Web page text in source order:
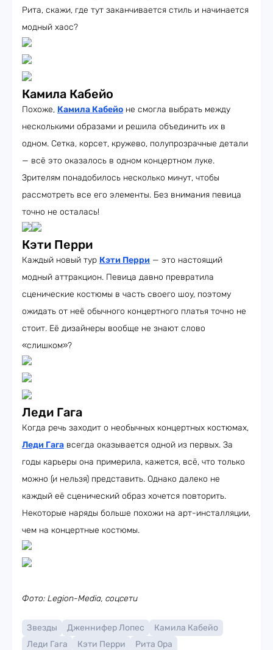
Рита, скажи, где тут заканчивается стиль и начинается
модный хаос?
Камила Кабейо
Похоже, Камила Кабейо не смогла выбрать между
несколькими образами и решила объединить их в
одном. Сетка, корсет, кружево, полупрозрачные детали
— всё это оказалось в одном концертном луке.
Зрителям понадобилось несколько минут, чтобы
рассмотреть все его элементы. Без внимания певица
точно не осталась!
Кэти Перри
Каждый новый тур Кэти Перри — это настоящий
модный аттракцион. Певица давно превратила
сценические костюмы в часть своего шоу, поэтому
ожидать от неё обычного концертного платья точно не
стоит. Её дизайнеры вообще не знают слово
«слишком»?
Леди Гага
Когда речь заходит о необычных концертных костюмах,
Леди Гага всегда оказывается одной из первых. За
годы карьеры она примерила, кажется, всё, что только
можно (и нельзя) представить. Однако далеко не
каждый её сценический образ хочется повторить.
Некоторые наряды больше похожи на арт-инсталляции,
чем на концертные костюмы.
Фото: Legion-Media, соцсети
Звезды Дженнифер Лопес
Камила Кабейо
Леди Гага
Кэти Перри Рита Ора